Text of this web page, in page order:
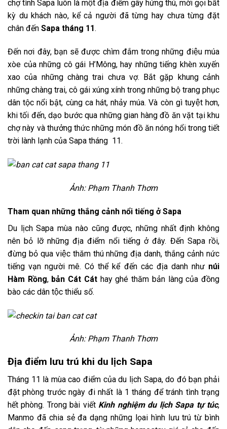
chợ tình Sapa luôn là một địa điểm gây hứng thú, mời gọi bất
kỳ du khách nào, kể cả người đã từng hay chưa từng đặt
chân đến Sapa tháng 11.
Đến nơi đây, bạn sẽ được chìm đắm trong những điệu múa
xòe của những cô gái H’Mông, hay những tiếng khèn xuyến
xao của những chàng trai chưa vợ. Bắt gặp khung cảnh
những chàng trai, cô gái xúng xính trong những bộ trang phục
dân tộc nổi bật, cùng ca hát, nhảy múa. Và còn gì tuyệt hơn,
khi tối đến, dạo bước qua những gian hàng đồ ăn vặt tại khu
chợ này và thưởng thức những món đồ ăn nóng hổi trong tiết
trời lành lạnh của Sapa tháng 11.
Ảnh: Phạm Thanh Thơm
Tham quan những thắng cảnh nổi tiếng ở Sapa
Du lịch Sapa mùa nào cũng được, những nhất định không
nên bỏ lỡ những địa điểm nổi tiếng ở đây. Đến Sapa rồi,
đừng bỏ qua việc thăm thú những địa danh, thắng cảnh nức
tiếng vạn người mê. Có thể kể đến các địa danh như núi
Hàm Rồng, bản Cát Cáthay ghé thăm bản làng của đồng
bào các dân tộc thiểu số.
Ảnh: Phạm Thanh Thơm
Địa điểm lưu trú khi du lịch Sapa
Tháng 11 là mùa cao điểm của du lịch Sapa, do đó bạn phải
đặt phòng trước ngày đi nhất là 1 tháng để tránh tình trạng
hết phòng. Trong bài viết Kinh nghiệm du lịch Sapa tự túc,
Manmo đã chia sẻ đa dạng những lọai hình lưu trú từ bình